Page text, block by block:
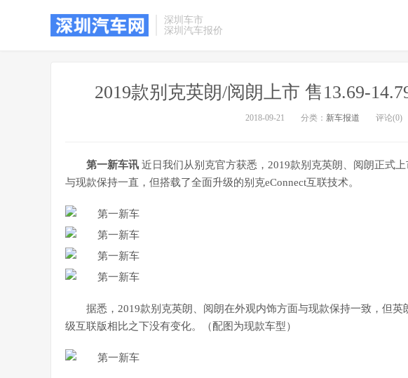
深圳车市
深圳汽车报价
2019款别克英朗/阅朗上市 售13.69-
2018-09-21 分类： 新车报道 评论(0)
第一新车讯 近日我们从别克官方获悉，2019款别克英朗、阅朗正式
与现款保持一直，但搭载了全面升级的别克eConnect互联技术。
据悉，2019款别克英朗、阅朗在外观内饰方面与现款保持一致，但
级互联版相比之下没有变化。（配图为现款车型）